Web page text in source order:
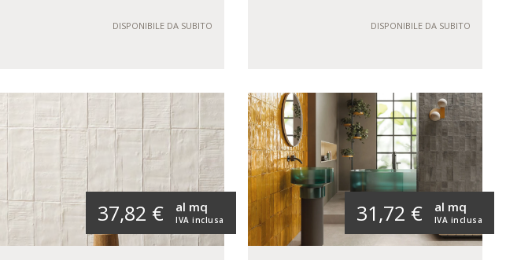
DISPONIBILE DA SUBITO DISPONIBILE DA SUBITO
37,82 € IVA inclusa
al mq 31,72 € IVA inclusa
al mq